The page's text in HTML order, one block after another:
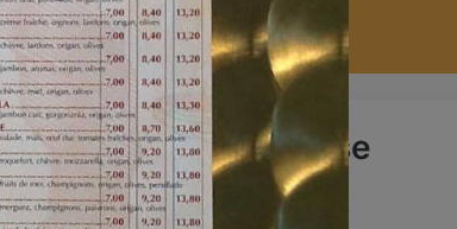
Plus tard
La Casa Calabrese
Pizzeria
Grasse